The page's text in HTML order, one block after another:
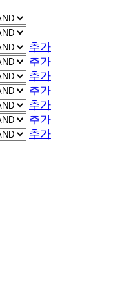
추가
추가
추가
추가
추가
추가
추가